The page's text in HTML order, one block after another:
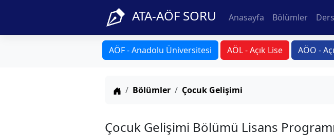
ATA-AÖF SORU Anasayfa Bölümler
AÖF - Anadolu Üniversitesi AÖL - Açık Lise AÖO -
Anasayfa
Bölümler Çocuk Gelişimi
Çocuk Gelişimi Bölümü Lisans